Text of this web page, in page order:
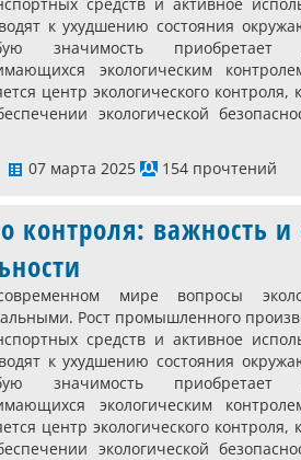
к ухудшению состояния
значимость приобретает
экологическим
центр экологического
экологической
07 марта 2025
154 прочтений
контроля: важность
мире вопросы
Рост промышленного
средств и активное
к ухудшению состояния
значимость приобретает
экологическим
центр экологического
экологической